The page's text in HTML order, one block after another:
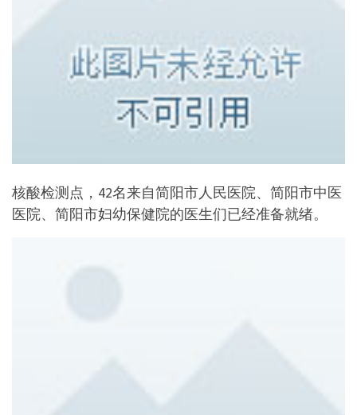
核酸检测点，42名来自简阳市人民医院、简阳市中医
医院、简阳市妇幼保健院的医生们已经准备就绪。